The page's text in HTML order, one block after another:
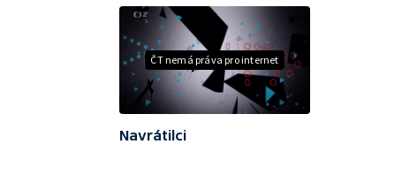
ČT nemá práva pro internet
Navrátilci